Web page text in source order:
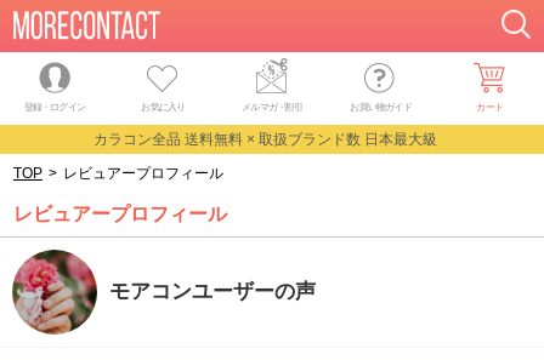
登録・ログイン お気に入り メルマガ・割引 お買い物ガイド カート
カラコン全品 送料無料 × 取扱ブランド数 日本最大級
TOP > レビュアープロフィール
レビュアープロフィール
モアコンユーザーの声